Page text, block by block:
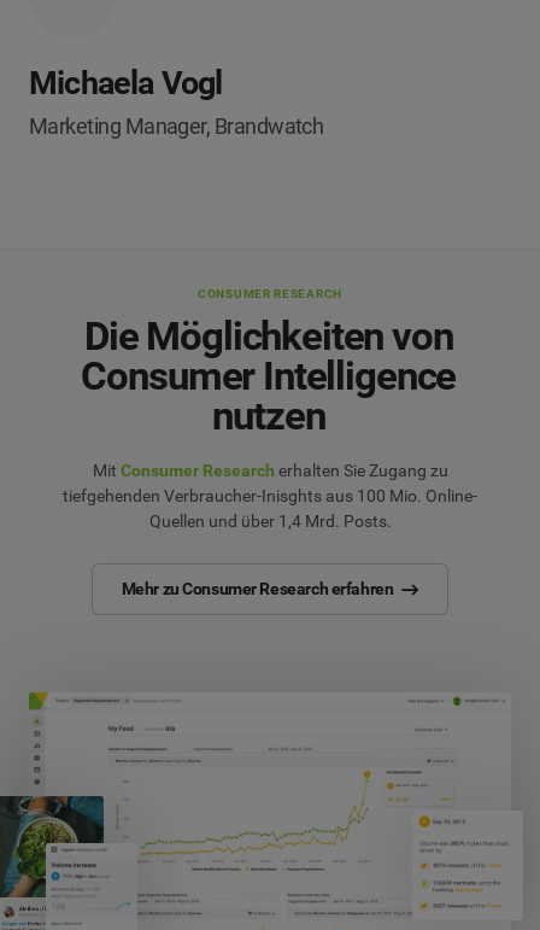
Michaela Vogl
Marketing Manager, Brandwatch
CONSUMER RESEARCH
Die Möglichkeiten von
Consumer Intelligence
nutzen
Mit Consumer Research erhalten Sie Zugang zu
tiefgehenden Verbraucher-Inisghts aus 100 Mio. Online-
Quellen und über 1,4 Mrd. Posts.
Mehr zu Consumer Research erfahren